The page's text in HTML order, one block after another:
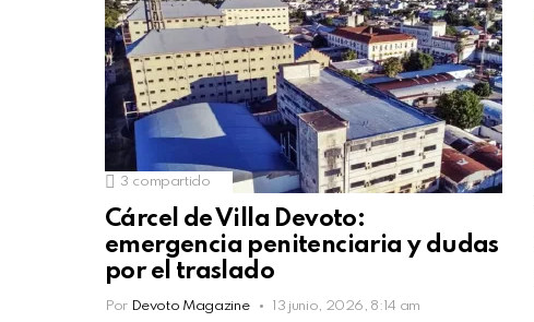
3 compartido
Cárcel de Villa Devoto:
emergencia penitenciaria y dudas
por el traslado
Por Devoto Magazine 13 junio, 2026, 8:14 am